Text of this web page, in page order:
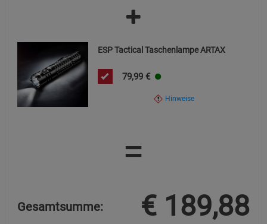
ESP Tactical Taschenlampe ARTAX
79,99 €
Hinweise
=
Gesamtsumme: € 189,88